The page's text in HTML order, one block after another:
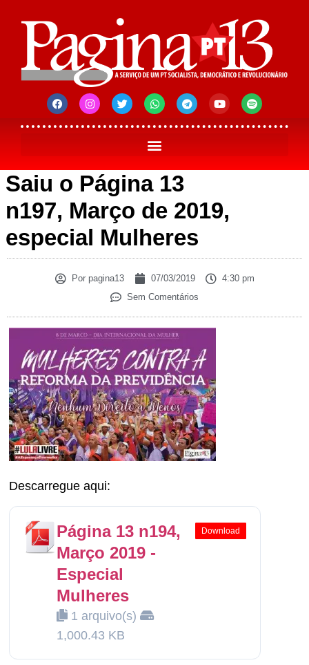
Saiu o Página 13
n197, Março de 2019,
especial Mulheres
Porpagina13 07/03/2019
4:30 pm
Sem Comentários
Descarregue aqui:
Página 13 n194,
Março 2019 -
Especial
Mulheres
1 arquivo(s)
1,000.43 KB
Download